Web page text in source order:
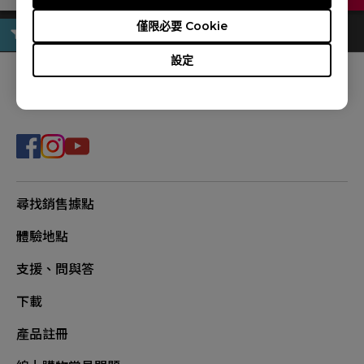
設定
僅限必要 Cookie
尋找銷售據點
體驗地點
支援、問與答
下載
產品註冊